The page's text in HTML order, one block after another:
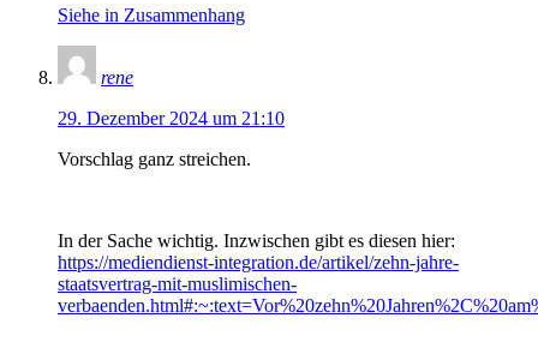
Siehe in Zusammenhang
rene
29. Dezember 2024 um 21:10
Vorschlag ganz streichen.
In der Sache wichtig. Inzwischen gibt es diesen hier:
https://mediendienst-integration.de/artikel/zehn-jahre-
staatsvertrag-mit-muslimischen-